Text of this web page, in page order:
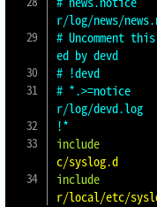
r/log/news/
# Uncomment
ed by devd
# !devd
#
r/log/devd.log
!*
include
c/syslog.d
include
r/local/etc/